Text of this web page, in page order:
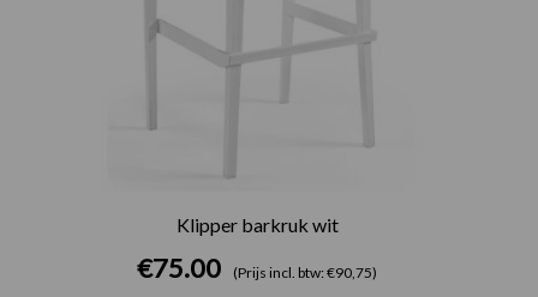
Klipper barkruk wit
€75.00 (Prijs incl. btw: €90,75)